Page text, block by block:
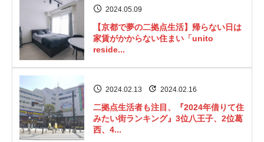
2024.05.09
【京都で夢の二拠点生活】帰らない日は
家賃がかからない住まい「unito
reside...
2024.02.13 2024.02.16
二拠点生活者も注目、『2024年借りて住
みたい街ランキング』3位八王子、2位葛
西、4...